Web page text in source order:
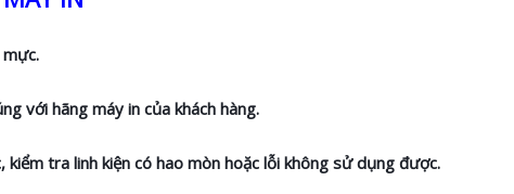
với hãng máy in của khách hàng.
kiểm tra linh kiện có hao mòn hoặc lỗi không sử dụng được.